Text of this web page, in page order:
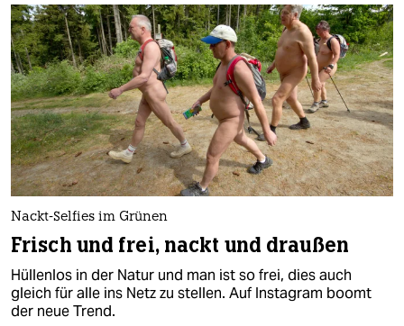
Nackt-Selfies im Grünen
Frisch und frei, nackt und draußen
Hüllenlos in der Natur und man ist so frei, dies auch
gleich für alle ins Netz zu stellen. Auf Instagram boomt
der neue Trend.